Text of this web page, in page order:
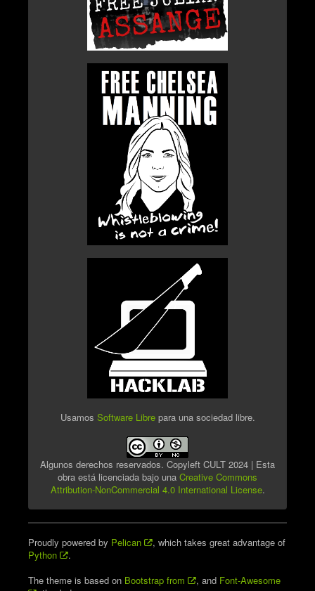
Usamos Software Librepara una sociedad libre.
Algunos derechos reservados. Copyleft CULT 2024 | Esta
obra está licenciada bajo una Creative Commons
Attribution-NonCommercial 4.0 International License.
Proudly powered by Pelican
, which takes great advantage of
Python
.
The theme is based on Bootstrap from , and Font-Awesome